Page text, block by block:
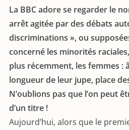
La BBC adore se regarder le
arrêt agitée par des débats
discriminations », ou
concerné les minorités
plus récemment, les femmes :
longueur de leur jupe, place
N’oublions pas que l’on peut
d’un titre !
Aujourd’hui, alors que le